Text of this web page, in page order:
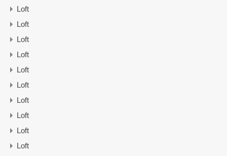
Loft
Loft
Loft
Loft
Loft
Loft
Loft
Loft
Loft
Loft